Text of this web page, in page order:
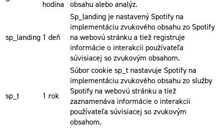
hodina
obsahu alebo analýz.
sp_landing 1 deň
Sp_landing je nastavený Spotify na
implementáciu zvukového obsahu zo Spotify
na webovú stránku a tiež registruje
informácie o interakcii používateľa
súvisiacej so zvukovým obsahom.
sp_t 1 rok
Súbor cookie sp_t nastavuje Spotify na
implementáciu zvukového obsahu zo služby
Spotify na webovú stránku a tiež
zaznamenáva informácie o interakcii
používateľa súvisiacej so zvukovým
obsahom.